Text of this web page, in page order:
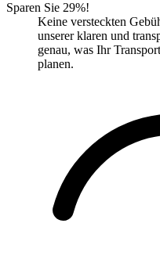
Sparen Sie 29%!
Keine versteckten
unserer klaren und
genau, was Ihr
planen.